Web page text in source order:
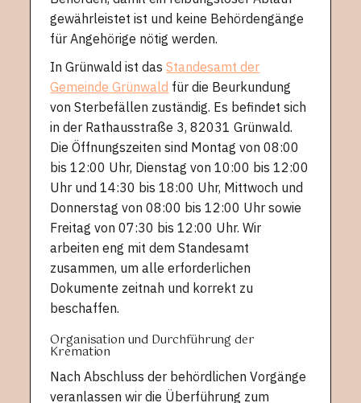
gewährleistet ist und keine Behördengänge
für Angehörige nötig werden.
In Grünwald ist dasStandesamt der
Gemeinde Grünwald für die Beurkundung
von Sterbefällen zuständig. Es befindet sich
in der Rathausstraße 3, 82031 Grünwald.
Die Öffnungszeiten sind Montag von 08:00
bis 12:00 Uhr, Dienstag von 10:00 bis 12:00
Uhr und 14:30 bis 18:00 Uhr, Mittwoch und
Donnerstag von 08:00 bis 12:00 Uhr sowie
Freitag von 07:30 bis 12:00 Uhr. Wir
arbeiten eng mit dem Standesamt
zusammen, um alle erforderlichen
Dokumente zeitnah und korrekt zu
beschaffen.
Organisation und Durchführung der
Kremation
Nach Abschluss der behördlichen Vorgänge
veranlassen wir die Überführung zum